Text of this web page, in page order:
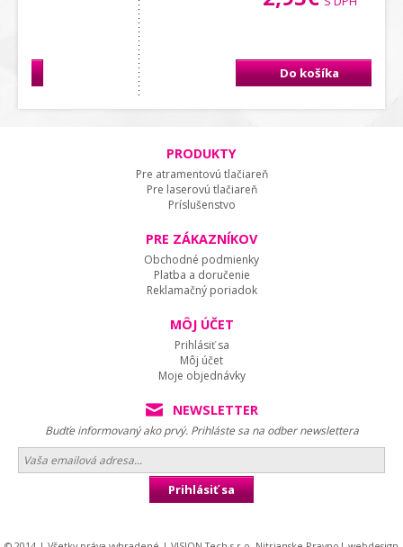
PRODUKTY
Pre atramentovú tlačiareň
Pre laserovú tlačiareň
Príslušenstvo
PRE ZÁKAZNÍKOV
Obchodné podmienky
Platba a doručenie
Reklamačný poriadok
MÔJ ÚČET
Prihlásiť sa
Môj účet
Moje objednávky
NEWSLETTER
Budťe informovaný ako prvý. Prihláste sa na odber newslettera
Prihlásiť sa